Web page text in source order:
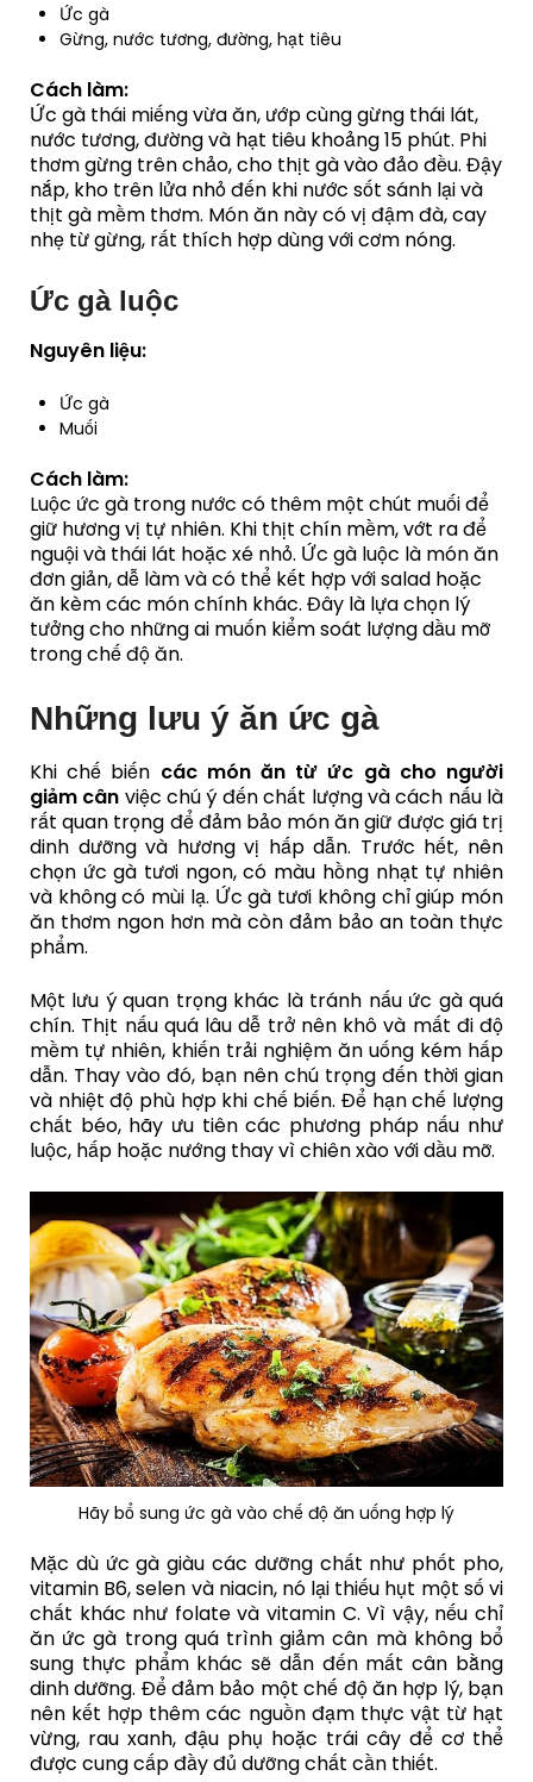
Ức gà
Gừng, nước tương, đường, hạt tiêu
Cách làm:
Ức gà thái miếng vừa ăn, ướp cùng gừng thái lát,
nước tương, đường và hạt tiêu khoảng 15 phút. Phi
thơm gừng trên chảo, cho thịt gà vào đảo đều. Đậy
nắp, kho trên lửa nhỏ đến khi nước sốt sánh lại và
thịt gà mềm thơm. Món ăn này có vị đậm đà, cay
nhẹ từ gừng, rất thích hợp dùng với cơm nóng.
Ức gà luộc
Nguyên liệu:
Ức gà
Muối
Cách làm:
Luộc ức gà trong nước có thêm một chút muối để
giữ hương vị tự nhiên. Khi thịt chín mềm, vớt ra để
nguội và thái lát hoặc xé nhỏ. Ức gà luộc là món ăn
đơn giản, dễ làm và có thể kết hợp với salad hoặc
ăn kèm các món chính khác. Đây là lựa chọn lý
tưởng cho những ai muốn kiểm soát lượng dầu mỡ
trong chế độ ăn.
Những lưu ý ăn ức gà
Khi chế biến các món ăn từ ức gà cho người
giảm cân việc chú ý đến chất lượng và cách nấu là
rất quan trọng để đảm bảo món ăn giữ được giá trị
dinh dưỡng và hương vị hấp dẫn. Trước hết, nên
chọn ức gà tươi ngon, có màu hồng nhạt tự nhiên
và không có mùi lạ. Ức gà tươi không chỉ giúp món
ăn thơm ngon hơn mà còn đảm bảo an toàn thực
phẩm.
Một lưu ý quan trọng khác là tránh nấu ức gà quá
chín. Thịt nấu quá lâu dễ trở nên khô và mất đi độ
mềm tự nhiên, khiến trải nghiệm ăn uống kém hấp
dẫn. Thay vào đó, bạn nên chú trọng đến thời gian
và nhiệt độ phù hợp khi chế biến. Để hạn chế lượng
chất béo, hãy ưu tiên các phương pháp nấu như
luộc, hấp hoặc nướng thay vì chiên xào với dầu mỡ.
Hãy bổ sung ức gà vào chế độ ăn uống hợp lý
Mặc dù ức gà giàu các dưỡng chất như phốt pho,
vitamin B6, selen và niacin, nó lại thiếu hụt một số vi
chất khác như folate và vitamin C. Vì vậy, nếu chỉ
ăn ức gà trong quá trình giảm cân mà không bổ
sung thực phẩm khác sẽ dẫn đến mất cân bằng
dinh dưỡng. Để đảm bảo một chế độ ăn hợp lý, bạn
nên kết hợp thêm các nguồn đạm thực vật từ hạt
vừng, rau xanh, đậu phụ hoặc trái cây để cơ thể
được cung cấp đầy đủ dưỡng chất cần thiết.